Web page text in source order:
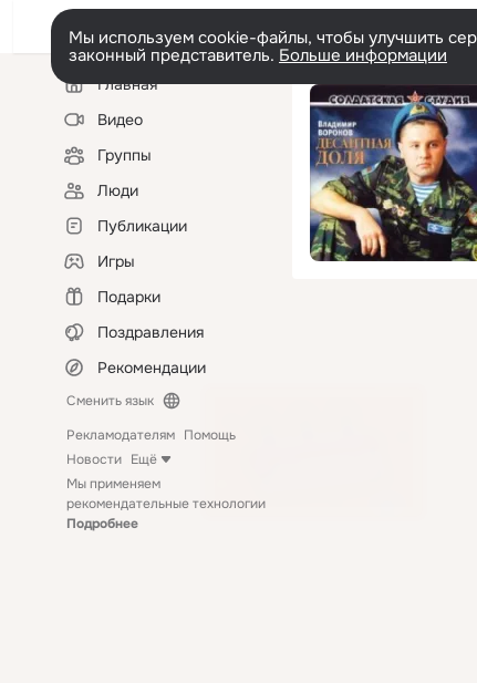
Мы используем cookie-файлы, чтобы улучшить
законный представитель. Больше информации
Левая
колонкаГлавная
Видео
Группы
Люди
Публикации
Игры
Подарки
Поздравления
Рекомендации
Сменить язык
Рекламодателям Помощь
Новости Ещё
Мы применяем
рекомендательные технологии
Подробнее